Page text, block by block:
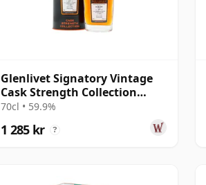
Glenlivet Signatory Vintage
Cask Strength Collection
Single 2006 19 år gammal
70cl • 59.9%
1 285 kr ?